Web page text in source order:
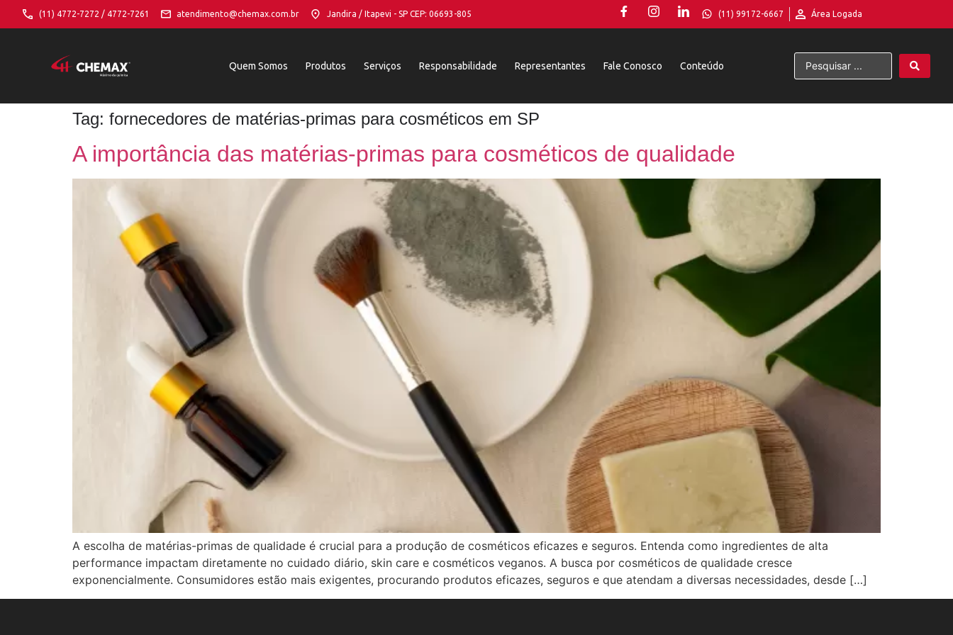
(11) 4772-7272 / 4772-7261 atendimento@chemax.com.br Jandira / Itapevi - SP CEP: 06693-805 (11) 99172-6667 Área Logada
Quem Somos Produtos Serviços Responsabilidade Representantes Fale Conosco Conteúdo
Tag: fornecedores de matérias-primas para cosméticos em SP
A importância das matérias-primas para cosméticos de qualidade
A escolha de matérias-primas de qualidade é crucial para a produção de cosméticos eficazes e seguros. Entenda como ingredientes de alta
performance impactam diretamente no cuidado diário, skin care e cosméticos veganos. A busca por cosméticos de qualidade cresce
exponencialmente. Consumidores estão mais exigentes, procurando produtos eficazes, seguros e que atendam a diversas necessidades, desde […]